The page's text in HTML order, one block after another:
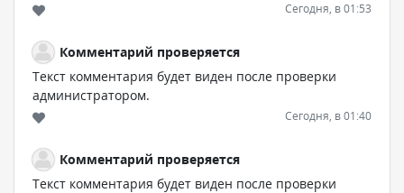
Сегодня, в 01:53
Комментарий проверяется
Текст комментария будет виден после проверки
администратором.
Сегодня, в 01:40
Комментарий проверяется
Текст комментария будет виден после проверки